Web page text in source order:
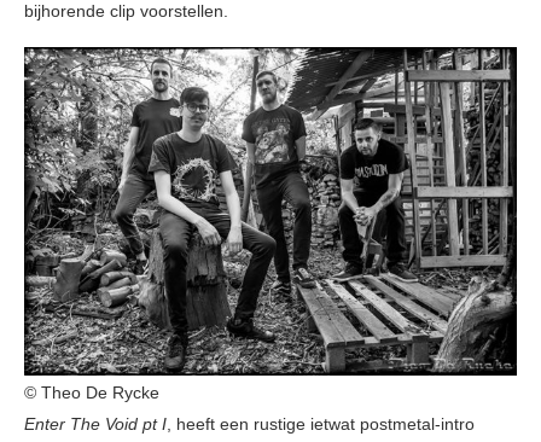
bijhorende clip voorstellen.
© Theo De Rycke
Enter The Void pt I, heeft een rustige ietwat postmetal-intro